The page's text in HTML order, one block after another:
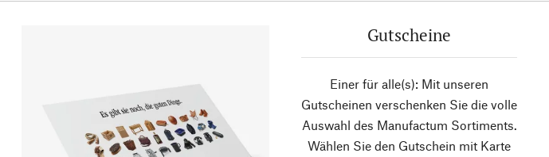
Gutscheine
Einer für alle(s): Mit unseren
Gutscheinen verschenken Sie die volle
Auswahl des Manufactum Sortiments.
Wählen Sie den Gutschein mit Karte